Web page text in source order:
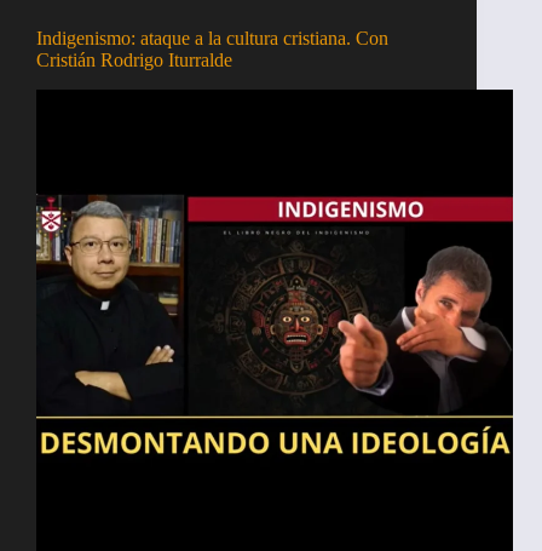
Indigenismo: ataque a la cultura cristiana. Con
Cristián Rodrigo Iturralde